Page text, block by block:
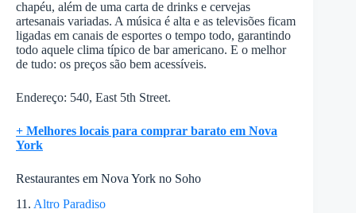
chapéu, além de uma carta de drinks e cervejas
artesanais variadas. A música é alta e as televisões ficam
ligadas em canais de esportes o tempo todo, garantindo
todo aquele clima típico de bar americano. E o melhor
de tudo: os preços são bem acessíveis.
Endereço: 540, East 5th Street.
+ Melhores locais para comprar barato em Nova
York
Restaurantes em Nova York no Soho
11. Altro Paradiso